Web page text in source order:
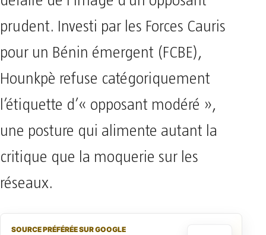
prudent. Investi par les Forces Cauris
pour un Bénin émergent (FCBE),
Hounkpè refuse catégoriquement
l’étiquette d’« opposant modéré »,
une posture qui alimente autant la
critique que la moquerie sur les
réseaux.
SOURCE PRÉFÉRÉE SUR GOOGLE